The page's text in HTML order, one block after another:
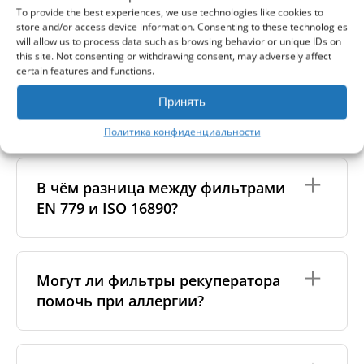
To provide the best experiences, we use technologies like cookies to
store and/or access device information. Consenting to these technologies
will allow us to process data such as browsing behavior or unique IDs on
this site. Not consenting or withdrawing consent, may adversely affect
certain features and functions.
Принять
Политика конфиденциальности
В чем разница между
оригинальными и аналоговыми
фильтрами?
Оригинальные фильтры производятся самим
изготовителем рекуператора или его
сертифицированными производственными
партнёрами. Такие фильтры соответствуют
требования к материалам, производству и
упаковке.
Аналоговые фильтры изготавливаются
надёжными независимыми производителями,
качества. Мы тесно сотрудничаем с ними и
проводим собственный контроль качества, чтобы
В чём разница между фильтрами
EN 779 и ISO 16890?
G4, M5, F7 и др.
стандарт, который оценивает эффективность
фильтра против частицPM10, PM2.5 и PM1
ePM1 60%. Мы указываем обе классификации,
Могут ли фильтры рекуператора
помочь при аллергии?